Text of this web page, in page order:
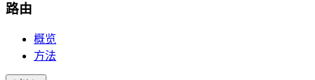
路由
概览
方法